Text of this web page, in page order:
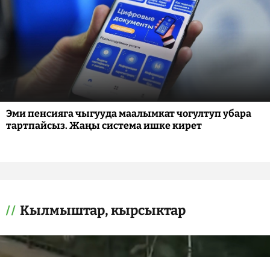
Эми пенсияга чыгууда маалымкат чогултуп убара
тартпайсыз. Жаңы система ишке кирет
Кылмыштар, кырсыктар